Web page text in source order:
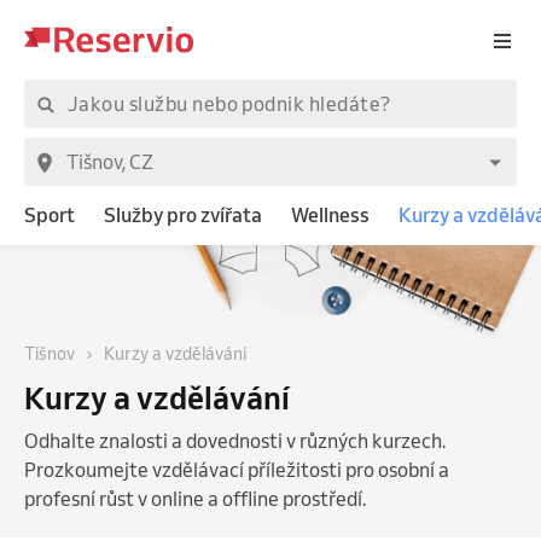
Sport Služby pro zvířata Wellness Kurzy a
Tišnov Kurzy a vzdělávání
Kurzy a vzdělávání
Odhalte znalosti a dovednosti v různých kurzech.
Prozkoumejte vzdělávací příležitosti pro osobní a
profesní růst v online a offline prostředí.